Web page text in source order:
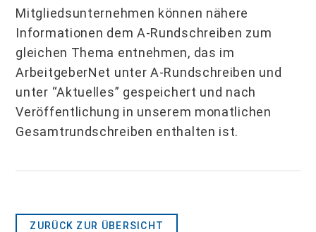
Mitgliedsunternehmen können nähere
Informationen dem A-Rundschreiben zum
gleichen Thema entnehmen, das im
ArbeitgeberNet unter A-Rundschreiben und
unter “Aktuelles” gespeichert und nach
Veröffentlichung in unserem monatlichen
Gesamtrundschreiben enthalten ist.
ZURÜCK ZUR ÜBERSICHT